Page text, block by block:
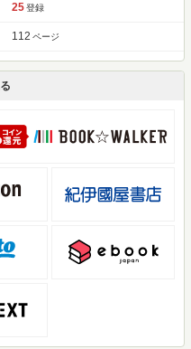
25 登録
112 ページ